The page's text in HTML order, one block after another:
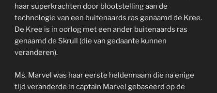
haar superkrachten door blootstelling aan de
technologie van een buitenaards ras genaamd de Kree.
De Kree is in oorlog met een ander buitenaards ras
genaamd de Skrull (die van gedaante kunnen
veranderen).
Ms. Marvel was haar eerste heldennaam die na enige
tijd veranderde in captain Marvel gebaseerd op de